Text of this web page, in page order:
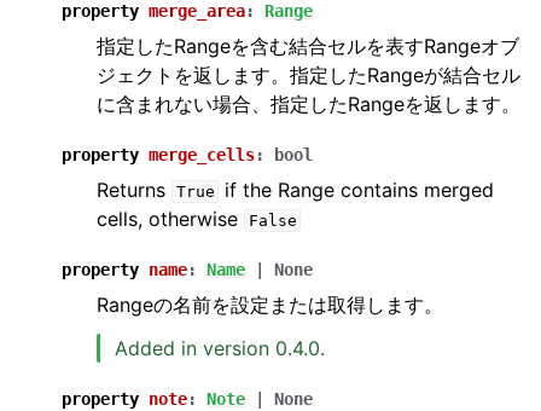
property merge_area: Range
指定したRangeを含む結合セルを表すRangeオブ
ジェクトを返します。指定したRangeが結合セル
に含まれない場合、指定したRangeを返します。
property merge_cells: bool
Returns True
if the Range contains merged
cells, otherwise
False
property name: Name None
Rangeの名前を設定または取得します。
Added in version 0.4.0.
property note: Note None